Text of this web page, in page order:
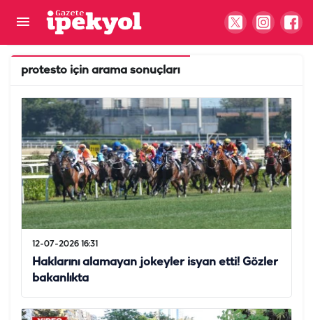
protesto için arama sonuçları
12-07-2026 16:31
Haklarını alamayan jokeyler isyan etti! Gözler
bakanlıkta